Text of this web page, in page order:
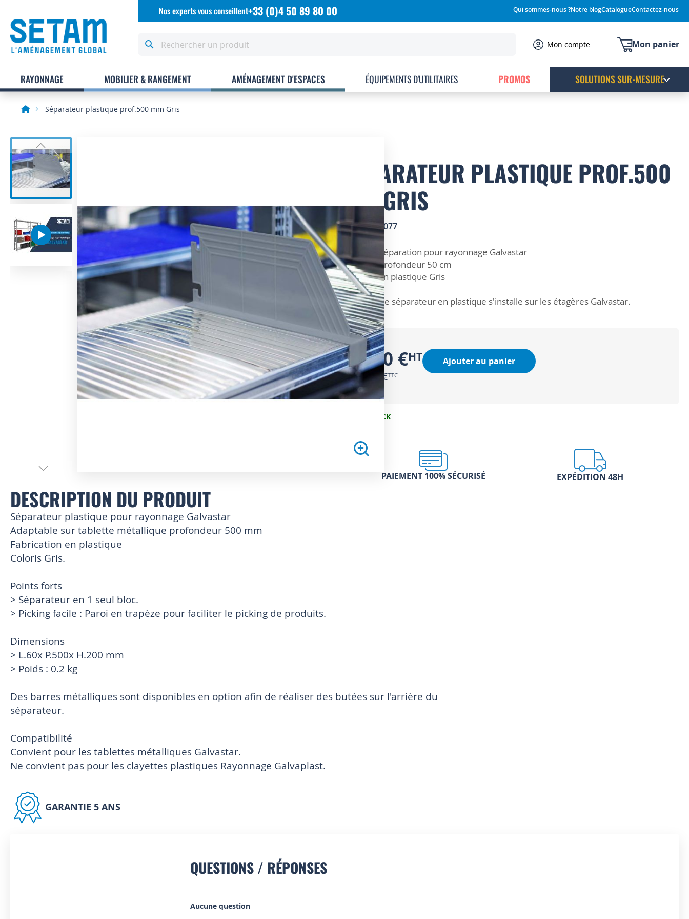
Allez
Qui sommes-nous ?Notre blogCatalogueContactez-nous
Nos experts vous conseillent+33 (0)4 50 89 80 00
Mon panier
Mon compte
RAYONNAGE MOBILIER & RANGEMENT AMÉNAGEMENT D'ESPACES ÉQUIPEMENTS D'UTILITAIRES PROMOS SOLUTIONS SUR-MESURE
Séparateur plastique prof.500 mm Gris
Skip
to
the
end
of
the
beginning
of
the
images
gallery
SÉPARATEUR PLASTIQUE PROF.500
MM GRIS
SKU 1767077
Séparation pour rayonnage Galvastar
Profondeur 50 cm
En plastique Gris
Ce séparateur en plastique s'installe sur les étagères Galvastar.
8,50 €
10,20 €
Ajouter au panier
EN STOCK
PAIEMENT 100% SÉCURISÉ EXPÉDITION 48H
DESCRIPTION DU PRODUIT
Séparateur plastique pour rayonnage Galvastar
Adaptable sur tablette métallique profondeur 500 mm
Fabrication en plastique
Coloris Gris.
Points forts
> Séparateur en 1 seul bloc.
> Picking facile : Paroi en trapèze pour faciliter le picking de produits.
Dimensions
> L.60x P.500x H.200 mm
> Poids : 0.2 kg
Des barres métalliques sont disponibles en option afin de réaliser des butées sur l'arrière du
séparateur.
Compatibilité
Convient pour les tablettes métalliques Galvastar.
Ne convient pas pour les clayettes plastiques Rayonnage Galvaplast.
GARANTIE 5 ANS
QUESTIONS / RÉPONSES
Aucune question